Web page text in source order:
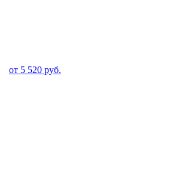
от 5 520 руб.